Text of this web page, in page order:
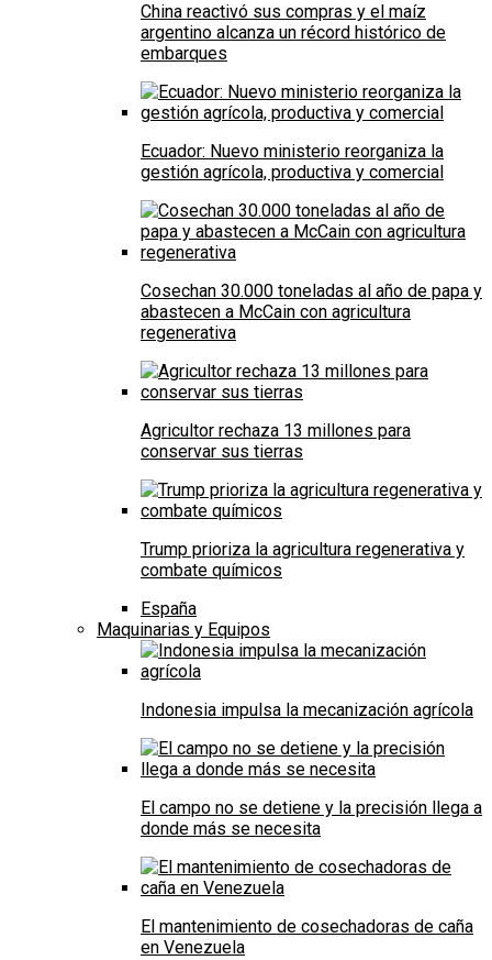
China reactivó sus compras y el maíz
argentino alcanza un récord histórico de
embarques
Ecuador: Nuevo ministerio reorganiza la
gestión agrícola, productiva y comercial
Cosechan 30.000 toneladas al año de papa y
abastecen a McCain con agricultura
regenerativa
Agricultor rechaza 13 millones para
conservar sus tierras
Trump prioriza la agricultura regenerativa y
combate químicos
España
Maquinarias y Equipos
Indonesia impulsa la mecanización agrícola
El campo no se detiene y la precisión llega a
donde más se necesita
El mantenimiento de cosechadoras de caña
en Venezuela